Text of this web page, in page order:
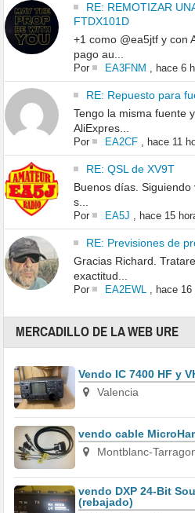
RE: REMOTIZAR
FTDX101D
+1 como @ea5jtf y con
pago au...
Por EA3FNM , hace 6
RE: Repuesto para
Tengo la misma fuente
AliExpres...
Por EA2CF, hace 11
RE: QSL de XV9T
Buenos días.
s...
Por EA5J , hace 15
RE: Previsiones de
Gracias Richard.
exactitud...
Por EA2EWL, hace 16
MERCADILLO DE LA WEB URE
Vendo IC 7400 HF y
Valencia
vendo cable
Montblanc-
vendo DXP 24-Bit
(rebajado)